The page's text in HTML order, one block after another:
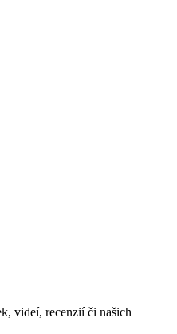
videí, recenzií či našich